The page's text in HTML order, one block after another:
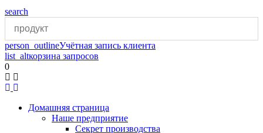
search
person_outlineУчётная запись клиента
list_altкорзина запросов
0
Домашняя страница
Наше предприятие
Секрет производства